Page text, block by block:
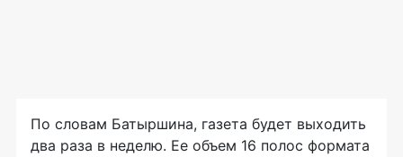
По словам Батыршина, газета будет выходить
два раза в неделю. Ее объем 16 полос формата